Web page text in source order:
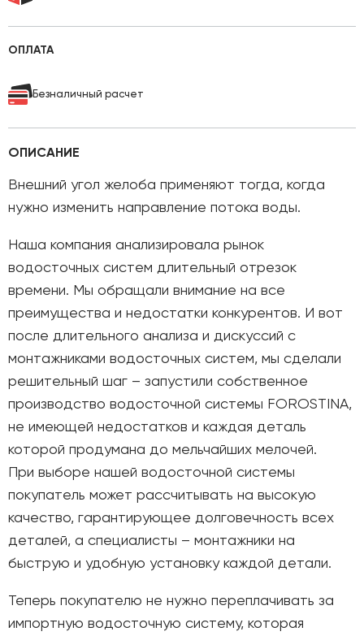
ОПЛАТА
Безналичный расчет
ОПИСАНИЕ
Внешний угол желоба применяют тогда, когда
нужно изменить направление потока воды.
Наша компания анализировала рынок
водосточных систем длительный отрезок
времени. Мы обращали внимание на все
преимущества и недостатки конкурентов. И вот
после длительного анализа и дискуссий с
монтажниками водосточных систем, мы сделали
решительный шаг – запустили собственное
производство водосточной системы FOROSTINA,
не имеющей недостатков и каждая деталь
которой продумана до мельчайших мелочей.
При выборе нашей водосточной системы
покупатель может рассчитывать на высокую
качество, гарантирующее долговечность всех
деталей, а специалисты – монтажники на
быструю и удобную установку каждой детали.
Теперь покупателю не нужно переплачивать за
импортную водосточную систему, которая